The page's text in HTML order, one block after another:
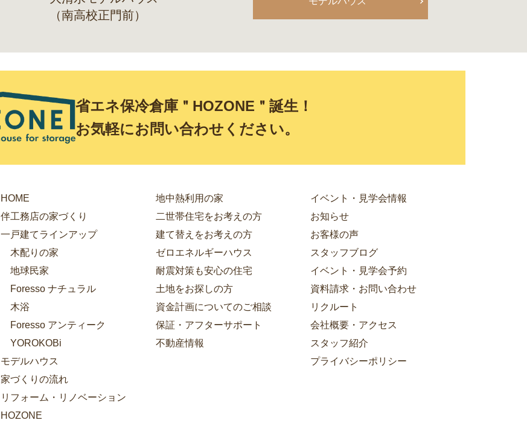
（南高校正門前）
省エネ保冷倉庫＂HOZONE＂誕生！
お気軽にお問い合わせください。
HOME
伴工務店の家づくり
一戸建てラインアップ
木配りの家
地球民家
Foresso ナチュラル
木浴
Foresso アンティーク
YOROKOBi
モデルハウス
家づくりの流れ
リフォーム・リノベーション
HOZONE
地中熱利用の家
二世帯住宅をお考えの方
建て替えをお考えの方
ゼロエネルギーハウス
耐震対策も安心の住宅
土地をお探しの方
資金計画についてのご相談
保証・アフターサポート
不動産情報
イベント・見学会情報
お知らせ
お客様の声
スタッフブログ
イベント・見学会予約
資料請求・お問い合わせ
リクルート
会社概要・アクセス
スタッフ紹介
プライバシーポリシー